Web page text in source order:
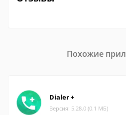
Похожие
Dialer +
Версия: 5.28.0 (0.1 МБ)